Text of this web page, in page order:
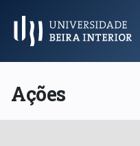
Menu Principal
Ações